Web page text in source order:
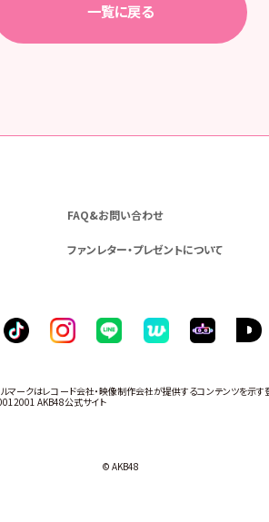
一覧に戻る
FAQ&お問い合わせ
ファンレター・プレゼントについて
マークはレコード会社・映像制作会社が提供するコンテンツを示す
AKB48公式サイト
© AKB48